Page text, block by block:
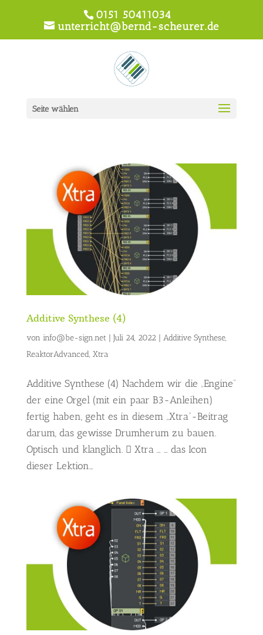
0151 50411034
unterricht@bernd-scheurer.de
Seite wählen
Additive Synthese (4)
von info@be-sign.net| Juli 24, 2022| Additive Synthese,
ReaktorAdvanced, Xtra
Additive Synthese (4) Nachdem wir die „Engine“
der eine Orgel (mit ein paar B3-Anleihen)
fertig haben, geht es in diesem „Xtra“-Beitrag
darum, das gewisse Drumherum zu bauen.
Optisch und klanglich.  Xtra … … das Icon
dieser Lektion...